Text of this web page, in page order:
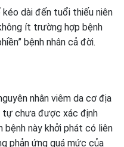
dài đến tuổi thiếu niên
ít trường hợp bệnh
bệnh nhân cả đời.
nhân viêm da cơ địa
chưa được xác định
bệnh này khởi phát có liên
phản ứng quá mức của